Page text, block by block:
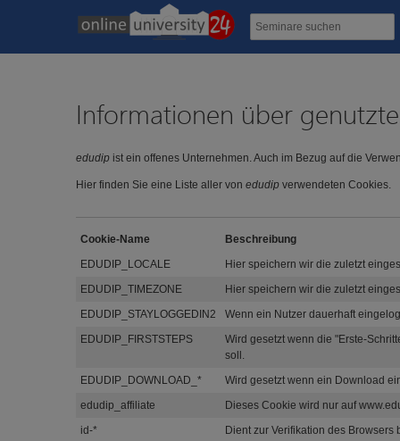
Informationen über
edudip ist ein offenes Unternehmen. Auch im Bezug auf die
Hier finden Sie eine Liste aller von edudip verwendeten Cookies.
Cookie-Name
Beschreibung
EDUDIP_LOCALE
Hier speichern wir die zuletzt
EDUDIP_TIMEZONE
Hier speichern wir die zuletzt
EDUDIP_STAYLOGGEDIN2
Wenn ein Nutzer dauerhaft
EDUDIP_FIRSTSTEPS
Wird gesetzt wenn die "Erste-
soll.
EDUDIP_DOWNLOAD_*
Wird gesetzt wenn ein Download
edudip_affiliate
Dieses Cookie wird nur auf
id-*
Dient zur Verifikation des